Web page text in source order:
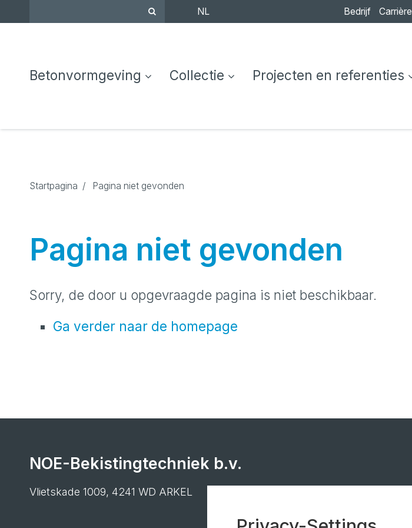
NL Bedrijf Carrière
Betonvormgeving Collectie Projecten en referenties
Startpagina / Pagina niet gevonden
Pagina niet gevonden
Sorry, de door u opgevraagde pagina is niet beschikbaar.
Ga verder naar de homepage
NOE-Bekistingtechniek b.v.
Vlietskade 1009, 4241 WD ARKEL